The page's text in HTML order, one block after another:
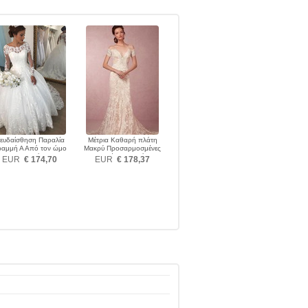
Παραλία
Α Από τον ώμο
Νυφικά
EUR € 174,70
Μέτρια Καθαρή πλάτη
Μακρύ Προσαρμοσμένες
μανίκια Νυφικά
EUR € 178,37